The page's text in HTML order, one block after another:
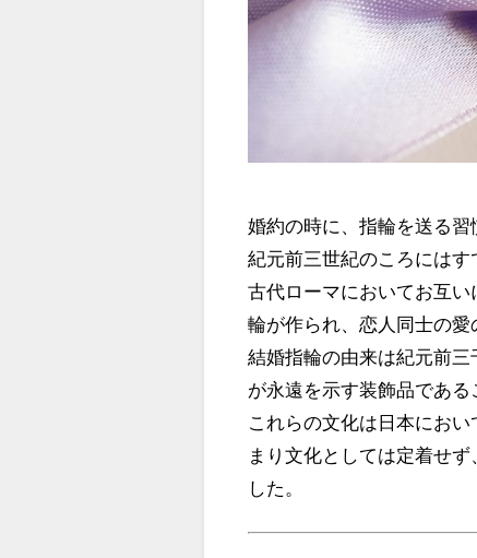
婚約の時に、指輪を送る習
紀元前三世紀のころにはす
古代ローマにおいてお互
輪が作られ、恋人同士の愛
結婚指輪の由来は紀元前
が永遠を示す装飾品である
これらの文化は日本にお
まり文化としては定着せ
した。